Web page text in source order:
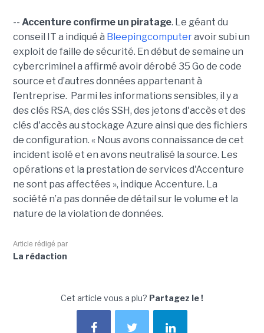
-- Accenture confirme un piratage. Le géant du
conseil IT a indiqué à Bleepingcomputeravoir subi un
exploit de faille de sécurité. En début de semaine un
cybercriminel a affirmé avoir dérobé 35 Go de code
source et d’autres données appartenant à
l’entreprise. Parmi les informations sensibles, il y a
des clés RSA, des clés SSH, des jetons d'accès et des
clés d'accès au stockage Azure ainsi que des fichiers
de configuration. « Nous avons connaissance de cet
incident isolé et en avons neutralisé la source. Les
opérations et la prestation de services d'Accenture
ne sont pas affectées », indique Accenture. La
société n’a pas donnée de détail sur le volume et la
nature de la violation de données.
Article rédigé par
La rédaction
Cet article vous a plu? Partagez le !